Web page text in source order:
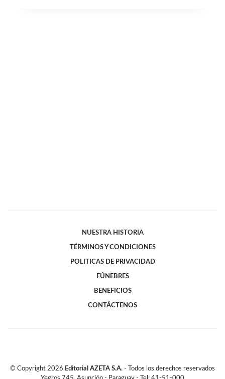
NUESTRA HISTORIA
TÉRMINOS Y CONDICIONES
POLITICAS DE PRIVACIDAD
FÚNEBRES
BENEFICIOS
CONTÁCTENOS
© Copyright 2026 Editorial AZETA S.A. - Todos los derechos reservados